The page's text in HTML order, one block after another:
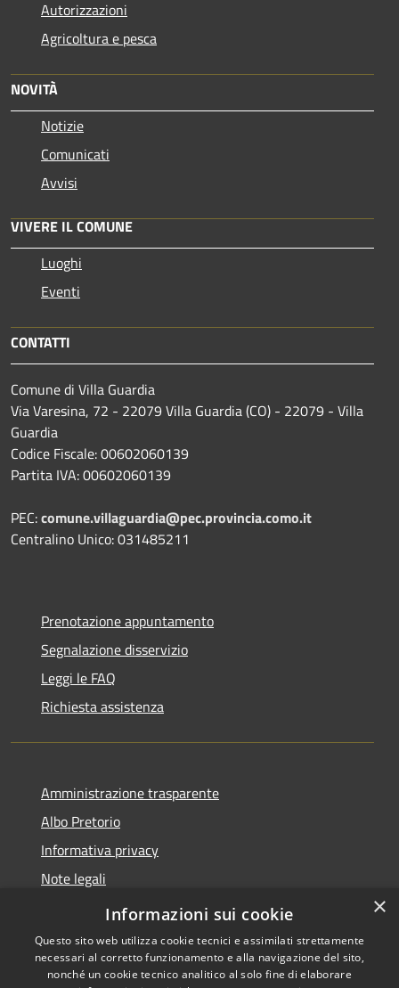
Autorizzazioni
Agricoltura e pesca
NOVITÀ
Notizie
Comunicati
Avvisi
VIVERE IL COMUNE
Luoghi
Eventi
CONTATTI
Comune di Villa Guardia
Via Varesina, 72 - 22079 Villa Guardia (CO) - 22079 - Villa
Guardia
Codice Fiscale: 00602060139
Partita IVA: 00602060139
PEC:comune.villaguardia@pec.provincia.como.it
Centralino Unico: 031485211
Prenotazione appuntamento
Segnalazione disservizio
Leggi le FAQ
Richiesta assistenza
Amministrazione trasparente
Albo Pretorio
Informativa privacy
Note legali
Dichiarazione di accessibilità
×
Informazioni sui cookie
Questo sito web utilizza cookie tecnici e assimilati strettamente
necessari al corretto funzionamento e alla navigazione del sito,
nonché un cookie tecnico analitico al solo fine di elaborare